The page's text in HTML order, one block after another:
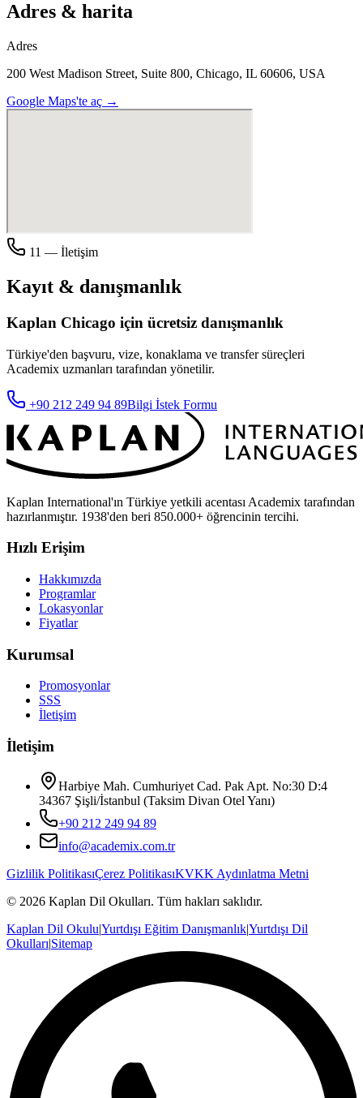
Adres & harita
Adres
200 West Madison Street, Suite 800, Chicago, IL 60606, USA
Google Maps'te aç →
11 — İletişim
Kayıt & danışmanlık
Kaplan Chicago için ücretsiz danışmanlık
Türkiye'den başvuru, vize, konaklama ve transfer süreçleri
Academix uzmanları tarafından yönetilir.
+90 212 249 94 89Bilgi İstek Formu
Kaplan International'ın Türkiye yetkili acentası Academix tarafından
hazırlanmıştır. 1938'den beri 850.000+ öğrencinin tercihi.
Hızlı Erişim
Hakkımızda
Programlar
Lokasyonlar
Fiyatlar
Kurumsal
Promosyonlar
SSS
İletişim
İletişim
Harbiye Mah. Cumhuriyet Cad. Pak Apt. No:30 D:4
34367 Şişli/İstanbul (Taksim Divan Otel Yanı)
+90 212 249 94 89
info@academix.com.tr
Gizlilik PolitikasıÇerez PolitikasıKVKK Aydınlatma Metni
© 2026 Kaplan Dil Okulları. Tüm hakları saklıdır.
Kaplan Dil Okulu|Yurtdışı Eğitim Danışmanlık|Yurtdışı Dil
Okulları|Sitemap